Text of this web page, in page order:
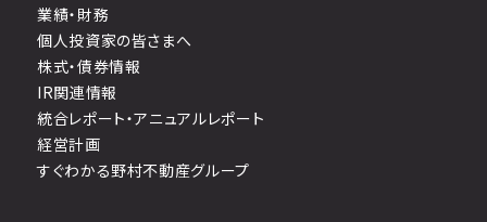
業績・財務
個人投資家の皆さまへ
株式・債券情報
IR関連情報
統合レポート・アニュアルレポート
経営計画
すぐわかる野村不動産グループ